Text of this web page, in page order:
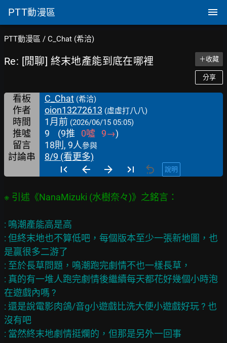
PTT動漫區
PTT動漫區 / C_Chat (希洽)
Re: [閒聊] 終末地產能到底在哪裡 ＋收藏
分享
看板 C_Chat (希洽)
作者 oion13272613 (虛虛打八八)
時間 1月前 (2026/06/15 05:05)
推噓 9 (9推 0噓 9→)
留言
18則, 9人參與
討論串 8/9 (看更多)
說明
: 鳴潮產能高是高
: 但終末地也不算低吧，每個版本至少一張新地圖，也
是贏很多二游了
: 至於長草問題，鳴潮跑完劇情不也一樣長草，
: 真的有一堆人跑完劇情後繼續每天都花好幾個小時泡
在遊戲內嗎 ?
: 還是說電影肉鴿/音g小遊戲比洗大便小遊戲好玩 ? 也
沒有吧